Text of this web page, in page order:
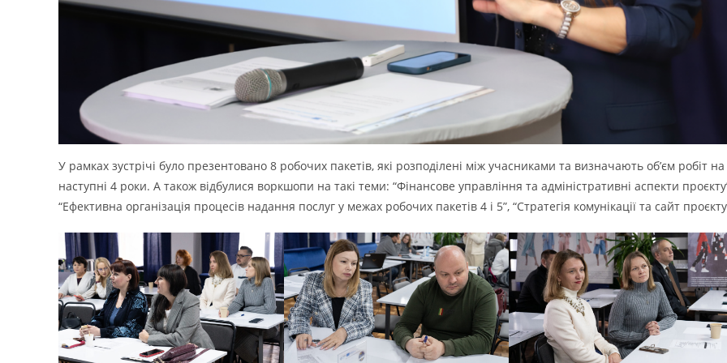
У рамках зустрічі було презентовано 8 робочих пакетів, які розподілені між учасниками та визначають об’єм робіт на
наступні 4 роки. А також відбулися воркшопи на такі теми: “Фінансове управління та адміністративні аспекти
“Ефективна організація процесів надання послуг у межах робочих пакетів 4 і 5”, “Стратегія комунікації та сайт